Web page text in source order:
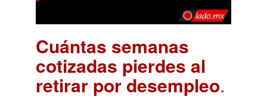
Cuántas semanas
cotizadas pierdes al
retirar por desempleo.